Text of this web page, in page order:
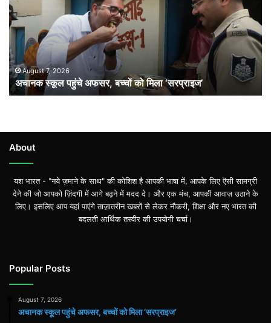
अफसर,
बच्चों
को
मिला
‘सरप्राइज’
August 7, 2026
अचानक स्कूल पहुंचे अफसर, बच्चों को मिला ‘सरप्राइज’
About
यश भारत - "नये ज़माने के साथ" की कोशिश है आपकी भाषा में, आपके लिए ऎसी सामग्री
देने की जो आपको ज़िंदगी में आगे बढ़ने में मदद दे। और एक मंच, आपकी आवाज़ उठाने के
लिए। इसलिए आप यहां पाएंगे ताज़ातरीन खबरों से लेकर नौकरी, शिक्षा और नए भारत की
बदलती आर्थिक तस्वीर की उपयोगी चर्चा।
Popular Posts
August 7, 2026
अचानक स्कूल पहुंचे अफसर, बच्चों को मिला ‘सरप्राइज’